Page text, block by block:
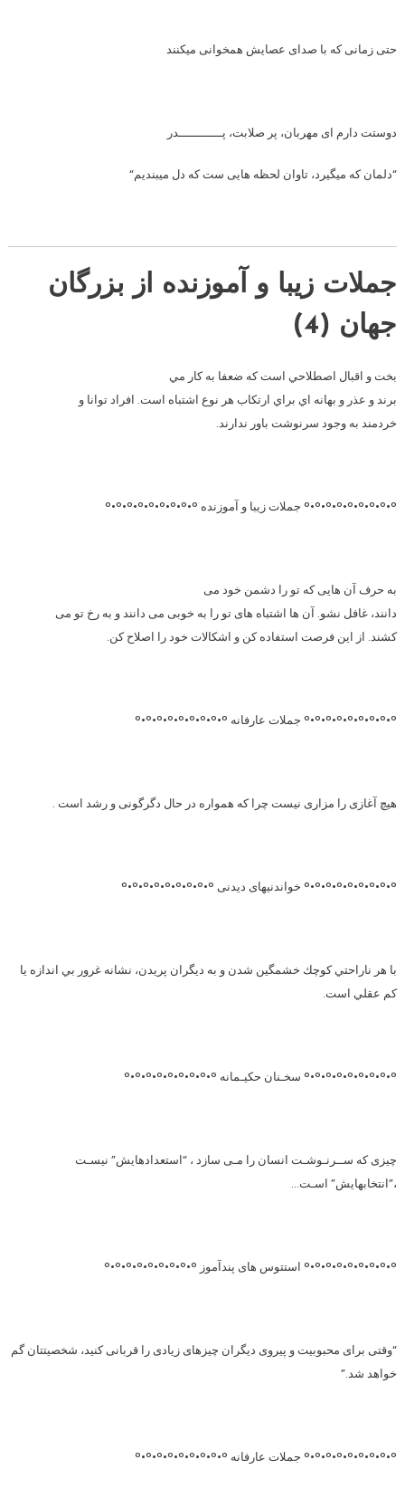
حتی زمانی که با صدای عصایش همخوانی میکنند
دوستت دارم ای مهربان، پر صلابت، پــــــــــــدر
“دلمان که میگیرد، تاوان لحظه هایی ست که دل میبندیم“
جملات زیبا و آموزنده از بزرگان
جهان (4)
بخت و اقبال اصطلاحي است كه ضعفا به كار مي
برند و عذر و بهانه اي براي ارتكاب هر نوع اشتباه است. افراد توانا و
خردمند به وجود سرنوشت باور ندارند.
°•°•°•°•°•°•°•°•° جملات زیبا و آموزنده °•°•°•°•°•°•°•°•°
به حرف آن هایی که تو را دشمن خود می
دانند، غافل نشو. آن ها اشتباه های تو را به خوبی می دانند و به رخ تو می
کشند. از این فرصت استفاده کن و اشکالات خود را اصلاح کن.
°•°•°•°•°•°•°•°•° جملات عارفانه °•°•°•°•°•°•°•°•°
هیچ آغازی را مزاری نیست چرا که همواره در حال دگرگونی و رشد است .
°•°•°•°•°•°•°•°•° خواندنیهای دیدنی °•°•°•°•°•°•°•°•°
با هر ناراحتي كوچك خشمگين شدن و به ديگران پريدن، نشانه غرور بي اندازه يا
كم عقلي است.
°•°•°•°•°•°•°•°•° سخـنان حکیـمانه °•°•°•°•°•°•°•°•°
چیزی که ســرنـوشـت انسان را مـی سازد ، “استعدادهایش” نیسـت
،”انتخابهایش” اسـت…
°•°•°•°•°•°•°•°•° استتوس های پندآموز °•°•°•°•°•°•°•°•°
“وقتی برای محبوبیت و پیروی دیگران چیزهای زیادی را قربانی کنید، شخصیتتان گم
خواهد شد.”
°•°•°•°•°•°•°•°•° جملات عارفانه °•°•°•°•°•°•°•°•°